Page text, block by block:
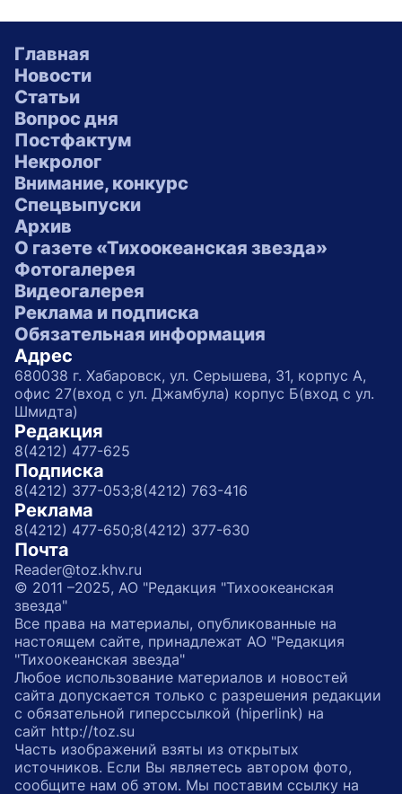
Главная
Новости
Статьи
Вопрос дня
Постфактум
Некролог
Внимание, конкурс
Спецвыпуски
Архив
О газете «Тихоокеанская звезда»
Фотогалерея
Видеогалерея
Реклама и подписка
Обязательная информация
Адрес
680038 г. Хабаровск, ул. Серышева, 31, корпус А,
офис 27(вход с ул. Джамбула) корпус Б(вход с ул.
Шмидта)
Редакция
8(4212) 477-625
Подписка
8(4212) 377-053;8(4212) 763-416
Реклама
8(4212) 477-650;8(4212) 377-630
Почта
Reader@toz.khv.ru
© 2011 –2025, АО "Редакция "Тихоокеанская
звезда"
Все права на материалы, опубликованные на
настоящем сайте, принадлежат АО "Редакция
"Тихоокеанская звезда"
Любое использование материалов и новостей
сайта допускается только с разрешения редакции
с обязательной гиперссылкой (hiperlink) на
сайт http://toz.su
Часть изображений взяты из открытых
источников. Если Вы являетесь автором фото,
сообщите нам об этом. Мы поставим ссылку на